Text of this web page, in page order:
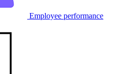
Employee performance